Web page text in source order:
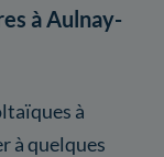
à Aulnay-
à
à quelques